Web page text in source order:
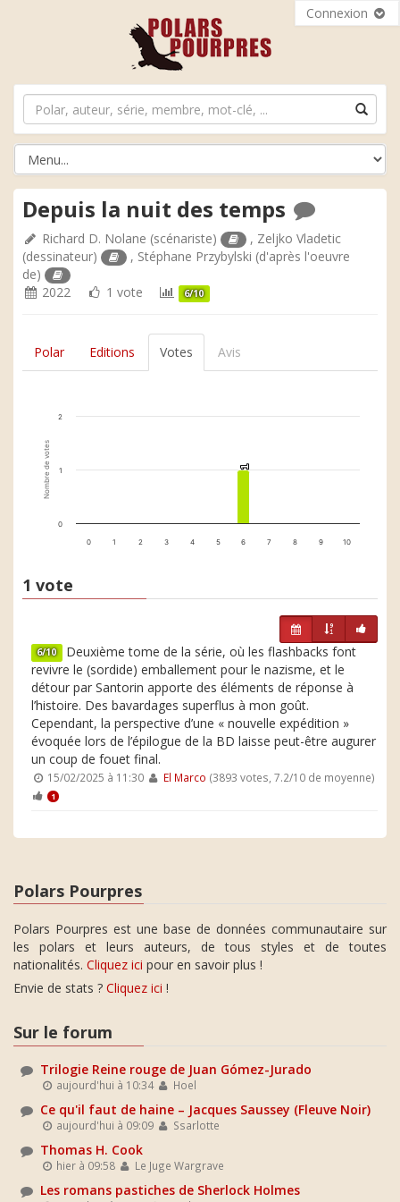
Connexion
Depuis la nuit des temps
Richard D. Nolane (scénariste) , Zeljko Vladetic
(dessinateur)
, Stéphane Przybylski (d'après l'oeuvre
de)
2022
1 vote 6/10
Polar Editions Votes Avis
Nombre de votes 1
1
0 1 2 3 4 5 6 7 8 9 10
0
1
2
1 vote
6/10 Deuxième tome de la série, où les flashbacks font
revivre le (sordide) emballement pour le nazisme, et le
détour par Santorin apporte des éléments de réponse à
l’histoire. Des bavardages superflus à mon goût.
Cependant, la perspective d’une « nouvelle expédition »
évoquée lors de l’épilogue de la BD laisse peut-être augurer
un coup de fouet final.
15/02/2025 à 11:30 El Marco (3893 votes, 7.2/10 de moyenne)
1
Polars Pourpres
Polars Pourpres est une base de données communautaire sur
les polars et leurs auteurs, de tous styles et de toutes
nationalités. Cliquez ici pour en savoir plus !
Envie de stats ? Cliquez ici !
Sur le forum
Trilogie Reine rouge de Juan Gómez-Jurado
aujourd'hui à 10:34 Hoel
Ce qu'il faut de haine – Jacques Saussey (Fleuve Noir)
aujourd'hui à 09:09 Ssarlotte
Thomas H. Cook
hier à 09:58 Le Juge Wargrave
Les romans pastiches de Sherlock Holmes